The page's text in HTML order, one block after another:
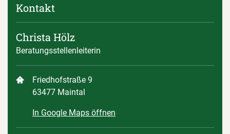
Kontakt
Christa Hölz
Beratungsstellenleiterin
Friedhofstraße 9
63477 Maintal
In Google Maps öffnen